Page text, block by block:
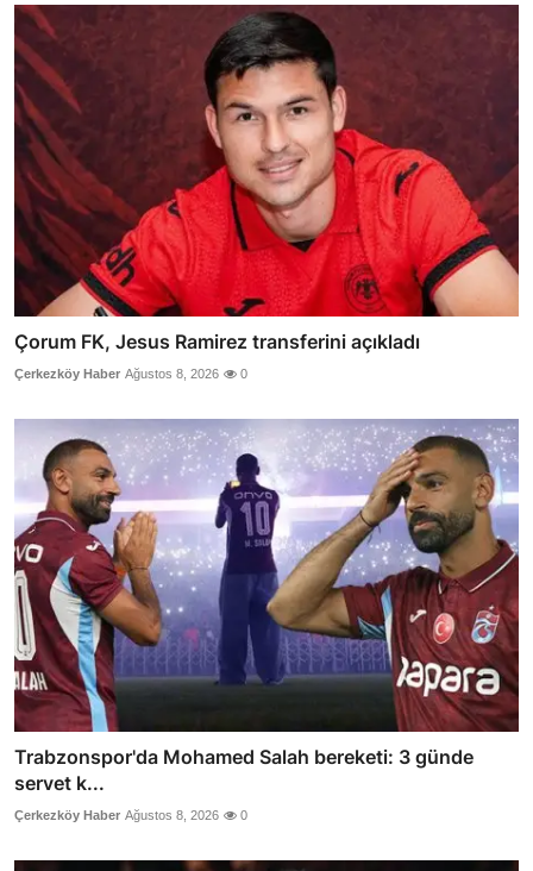
Çorum FK, Jesus Ramirez transferini açıkladı
Çerkezköy Haber Ağustos 8, 2026 0
Trabzonspor'da Mohamed Salah bereketi: 3 günde
servet k...
Çerkezköy Haber Ağustos 8, 2026 0